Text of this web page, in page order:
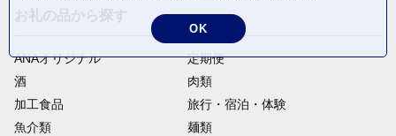
ANAオリジナル
定期便
酒
肉類
加工食品
旅行・宿泊・体験
魚介類
麺類
OK